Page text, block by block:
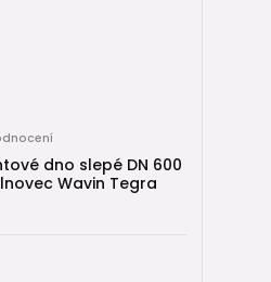
dno slepé DN 600
Wavin Tegra